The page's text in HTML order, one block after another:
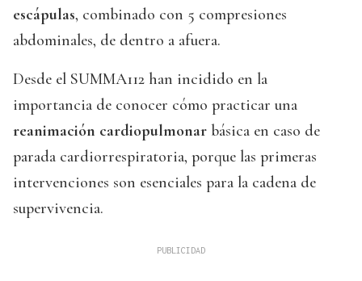
escápulas, combinado con 5 compresiones
abdominales, de dentro a afuera.
Desde el SUMMA112 han incidido en la
importancia de conocer cómo practicar una
reanimación cardiopulmonar básica en caso de
parada cardiorrespiratoria, porque las primeras
intervenciones son esenciales para la cadena de
supervivencia.